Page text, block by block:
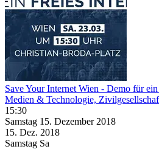
Save Your Internet Wien - Demo für
Medien & Technologie,
15:30
Samstag 15. Dezember 2018
15. Dez. 2018
Samstag Sa